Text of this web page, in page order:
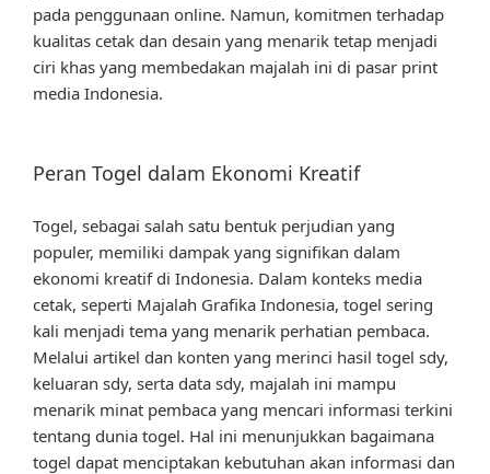
pada penggunaan online. Namun, komitmen terhadap
kualitas cetak dan desain yang menarik tetap menjadi
ciri khas yang membedakan majalah ini di pasar print
media Indonesia.
Peran Togel dalam Ekonomi Kreatif
Togel, sebagai salah satu bentuk perjudian yang
populer, memiliki dampak yang signifikan dalam
ekonomi kreatif di Indonesia. Dalam konteks media
cetak, seperti Majalah Grafika Indonesia, togel sering
kali menjadi tema yang menarik perhatian pembaca.
Melalui artikel dan konten yang merinci hasil togel sdy,
keluaran sdy, serta data sdy, majalah ini mampu
menarik minat pembaca yang mencari informasi terkini
tentang dunia togel. Hal ini menunjukkan bagaimana
togel dapat menciptakan kebutuhan akan informasi dan